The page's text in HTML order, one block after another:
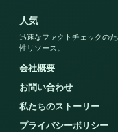
人気
迅速なファクトチェックの
性リソース。
会社概要
お問い合わせ
私たちのストーリー
プライバシーポリシー